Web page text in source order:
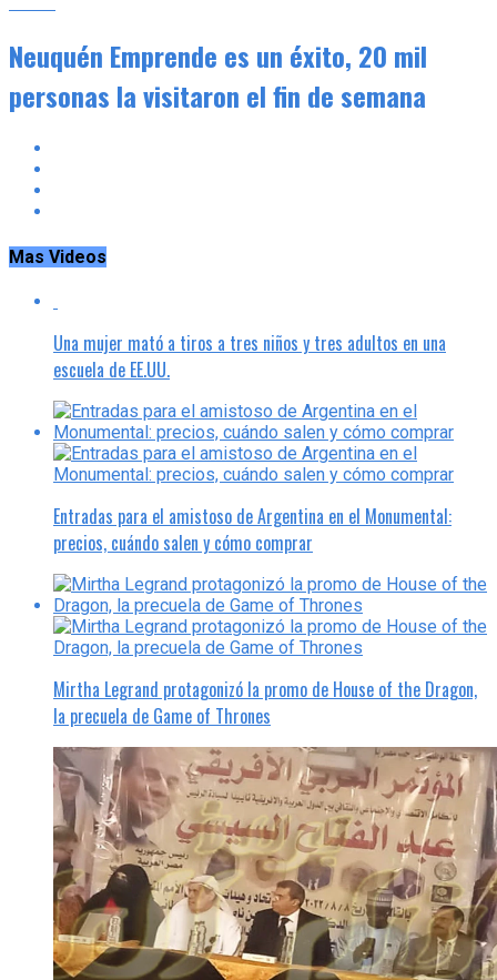
Neuquén Emprende es un éxito, 20 mil
personas la visitaron el fin de semana
Mas Videos
Una mujer mató a tiros a tres niños y tres adultos en una
escuela de EE.UU.
Entradas para el amistoso de Argentina en el Monumental:
precios, cuándo salen y cómo comprar
Mirtha Legrand protagonizó la promo de House of the Dragon,
la precuela de Game of Thrones